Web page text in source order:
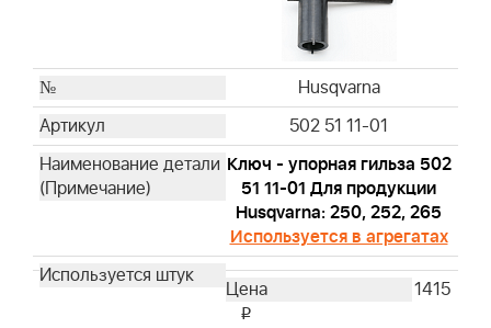
Husqvarna
502 51 11-01
Ключ - упорная гильза 502
51 11-01 Для продукции
Husqvarna: 250, 252, 265
Используется в агрегатах
1415
i